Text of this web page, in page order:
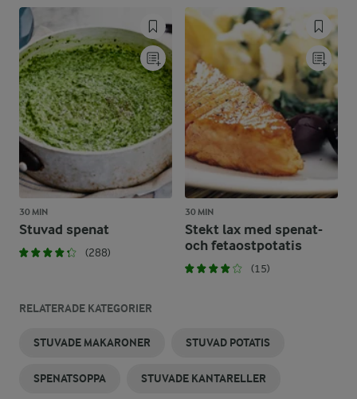
30 MIN
Stuvad spenat
(288)
30 MIN
Stekt lax med spenat-
och fetaostpotatis
(15)
RELATERADE KATEGORIER
STUVADE MAKARONER STUVAD POTATIS
SPENATSOPPA STUVADE KANTARELLER